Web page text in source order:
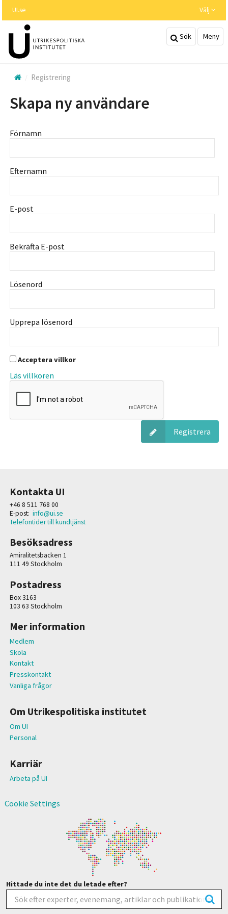
huvudinnehållet
UI.se Välj
Sök Meny
Registrering
Skapa ny användare
Förnamn
Efternamn
E-post
Bekräfta E-post
Lösenord
Upprepa lösenord
Acceptera villkor
Läs villkoren
Registrera
Kontakta UI
+46 8 511 768 00
E-post: info@ui.se
Telefontider till kundtjänst
Besöksadress
Amiralitetsbacken 1
111 49 Stockholm
Postadress
Box 3163
103 63 Stockholm
Mer information
Medlem
Skola
Kontakt
Presskontakt
Vanliga frågor
Om Utrikespolitiska institutet
Om UI
Personal
Karriär
Arbeta på UI
Cookie Settings
Hittade du inte det du letade efter?